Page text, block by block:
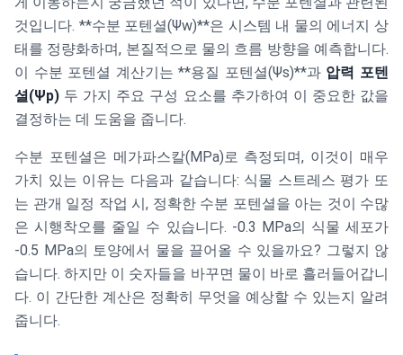
것입니다. **수분 포텐셜(Ψw)**은 시스템 내 물의 에너지 상
태를 정량화하며, 본질적으로 물의 흐름 방향을 예측합니다.
이 수분 포텐셜 계산기는 **용질 포텐셜(Ψs)**과 압력 포텐
셜(Ψp) 두 가지 주요 구성 요소를 추가하여 이 중요한 값을
결정하는 데 도움을 줍니다.
수분 포텐셜은 메가파스칼(MPa)로 측정되며, 이것이 매우
가치 있는 이유는 다음과 같습니다: 식물 스트레스 평가 또
는 관개 일정 작업 시, 정확한 수분 포텐셜을 아는 것이 수많
은 시행착오를 줄일 수 있습니다. -0.3 MPa의 식물 세포가
-0.5 MPa의 토양에서 물을 끌어올 수 있을까요? 그렇지 않
습니다. 하지만 이 숫자들을 바꾸면 물이 바로 흘러들어갑니
다. 이 간단한 계산은 정확히 무엇을 예상할 수 있는지 알려
줍니다.